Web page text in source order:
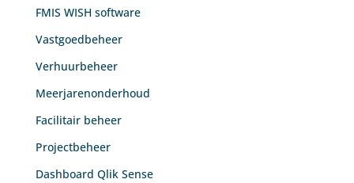
FMIS WISH software
Vastgoedbeheer
Verhuurbeheer
Meerjarenonderhoud
Facilitair beheer
Projectbeheer
Dashboard Qlik Sense